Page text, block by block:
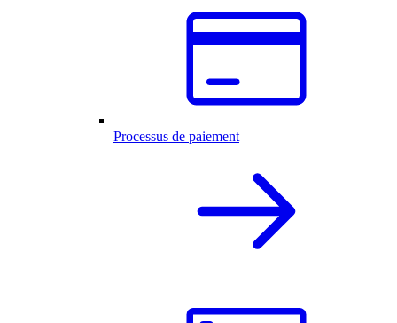
Processus de paiement